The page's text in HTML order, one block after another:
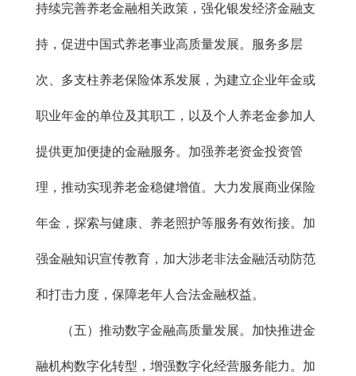
持续完善养老金融相关政策，强化银发经济金融支
持，促进中国式养老事业高质量发展。服务多层
次、多支柱养老保险体系发展，为建立企业年金或
职业年金的单位及其职工，以及个人养老金参加人
提供更加便捷的金融服务。加强养老资金投资管
理，推动实现养老金稳健增值。大力发展商业保险
年金，探索与健康、养老照护等服务有效衔接。加
强金融知识宣传教育，加大涉老非法金融活动防范
和打击力度，保障老年人合法金融权益。
（五）推动数字金融高质量发展。加快推进金
融机构数字化转型，增强数字化经营服务能力。加